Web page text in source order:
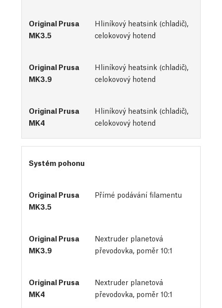
Hliníkový heatsink (chladič),
celokovový hotend
Hliníkový heatsink (chladič),
celokovový hotend
Hliníkový heatsink (chladič),
celokovový hotend
Systém pohonu
Přímé podávání filamentu
Nextruder planetová
převodovka, poměr 10:1
Nextruder planetová
převodovka, poměr 10:1